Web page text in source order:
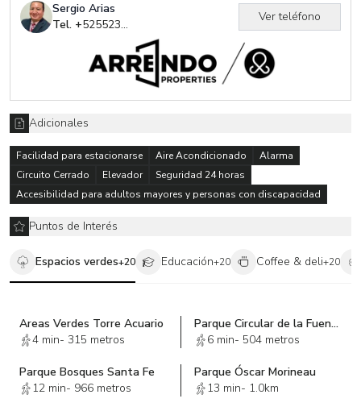
Sergio Arias
Tel. +525523850583
Ver teléfono
Adicionales
Facilidad para estacionarse Aire Acondicionado
Alarma
Circuito Cerrado
Elevador
Seguridad 24 horas
Accesibilidad para adultos mayores y personas con discapacidad
Puntos de Interés
Espacios verdes+20 Educación+20 Coffee & deli+20
Areas Verdes Torre Acuario
4 min- 315 metros
Parque Circular de la Fuente
6 min- 504 metros
Parque Bosques Santa Fe
12 min- 966 metros
Parque Óscar Morineau
13 min- 1.0km